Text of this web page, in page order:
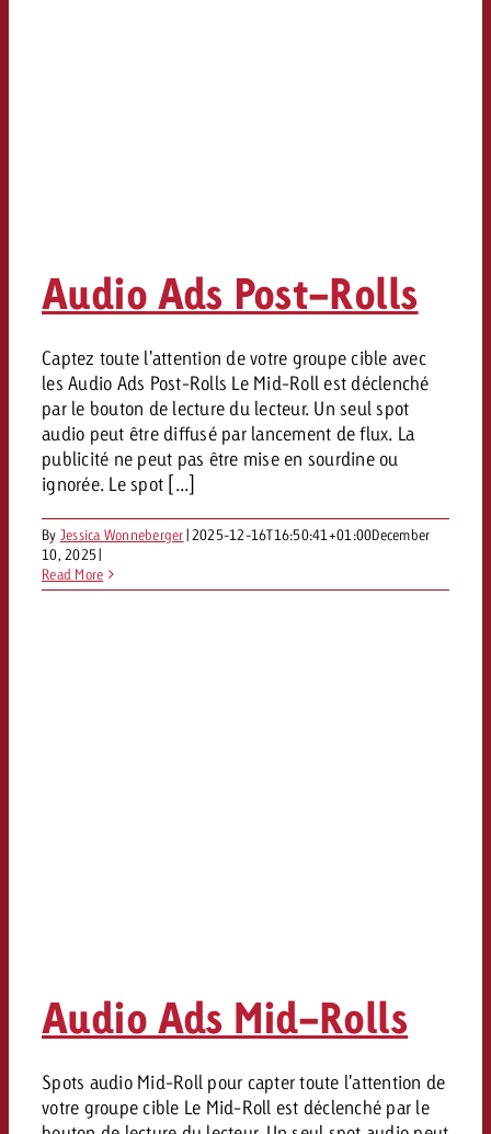
Audio Ads Post-Rolls
Captez toute l'attention de votre groupe cible avec
les Audio Ads Post-Rolls Le Mid-Roll est déclenché
par le bouton de lecture du lecteur. Un seul spot
audio peut être diffusé par lancement de flux. La
publicité ne peut pas être mise en sourdine ou
ignorée. Le spot [...]
By Jessica Wonneberger| 2025-12-16T16:50:41+01:00December
10, 2025|
Read More
Audio Ads Mid-Rolls
Spots audio Mid-Roll pour capter toute l'attention de
votre groupe cible Le Mid-Roll est déclenché par le